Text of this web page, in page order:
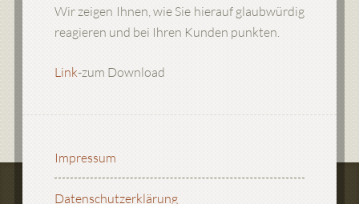
Wir zeigen Ihnen, wie Sie hierauf glaubwürdig
reagieren und bei Ihren Kunden punkten.
Link-zum Download
Impressum
Datenschutzerklärung